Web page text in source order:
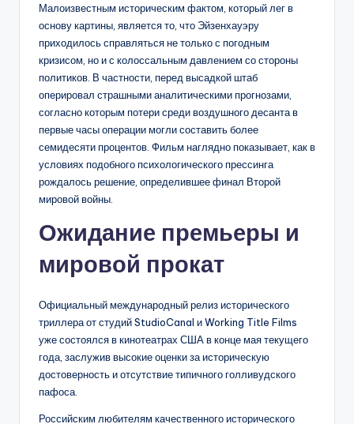
Малоизвестным историческим фактом, который лег в
основу картины, является то, что Эйзенхауэру
приходилось справляться не только с погодным
кризисом, но и с колоссальным давлением со стороны
политиков. В частности, перед высадкой штаб
оперировал страшными аналитическими прогнозами,
согласно которым потери среди воздушного десанта в
первые часы операции могли составить более
семидесяти процентов. Фильм наглядно показывает, как в
условиях подобного психологического прессинга
рождалось решение, определившее финал Второй
мировой войны.
Ожидание премьеры и
мировой прокат
Официальный международный релиз исторического
триллера от студий StudioCanal и Working Title Films
уже состоялся в кинотеатрах США в конце мая текущего
года, заслужив высокие оценки за историческую
достоверность и отсутствие типичного голливудского
пафоса.
Российским любителям качественного исторического